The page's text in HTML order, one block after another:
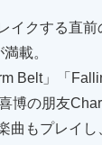
イクする直
載。
Belt」「
博の朋友
曲もプレイ